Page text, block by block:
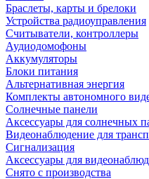
Браслеты, карты и брелоки
Устройства радиоуправления
Считыватели, контроллеры
Аудиодомофоны
Аккумуляторы
Блоки питания
Альтернативная энергия
Комплекты автономного
Солнечные панели
Аксессуары для солнечных
Видеонаблюдение для
Сигнализация
Аксессуары для
Снято с производства